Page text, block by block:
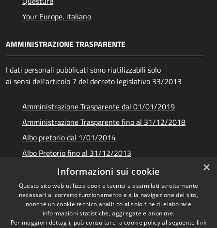
Your Europe, italiano
AMMINISTRAZIONE TRASPARENTE
I dati personali pubblicati sono riutilizzabili solo
ai sensi dell'articolo 7 del decreto legislativo 33/2013
Amministrazione Trasparente dal 01/01/2019
Amministrazione Trasparente fino al 31/12/2018
Albo pretorio dal 1/01/2014
Albo Pretorio fino al 31/12/2013
Documenti e dati
RSS
Copyright © 2026 • Unione dei
×
Informazioni sui cookie
Questo sito web utilizza cookie tecnici e assimilati strettamente
necessari al corretto funzionamento e alla navigazione del sito,
nonché un cookie tecnico analitico al solo fine di elaborare
informazioni statistiche, aggregate e anonime.
Per maggiori dettagli, può consultare la cookie policy al seguente link